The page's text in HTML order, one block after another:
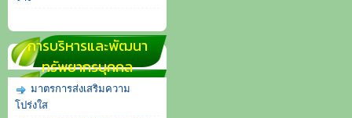
การบริหารและพัฒนา
ทรัพยากรบุคคล
มาตรการส่งเสริมความ
โปร่งใส